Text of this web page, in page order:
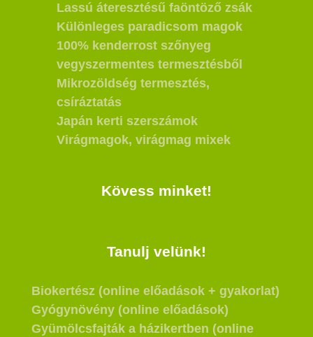
Lassú áteresztésű faöntöző zsák
Különleges paradicsom magok
100% kenderrost szőnyeg
vegyszermentes termesztésből
Mikrozöldség termesztés,
csíráztatás
Japán kerti szerszámok
Virágmagok, virágmag mixek
Kövess minket!
Tanulj velünk!
Biokertész (online előadások + gyakorlat)
Gyógynövény (online előadások)
Gyümölcsfajták a házikertben (online